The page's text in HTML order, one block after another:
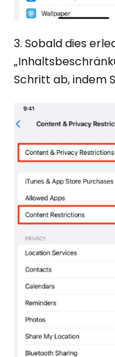
3. Sobald dies
Schritt ab, indem